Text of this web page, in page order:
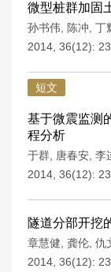
微型桩群加固
孙书伟 陈冲 丁
2014, 36(12):
短文
基于微震监测
程分析
于群 唐春安 李
2014, 36(12):
隧道分部开挖
章慧健 龚伦 仇
2014, 36(12):